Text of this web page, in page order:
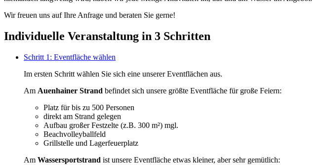
Wir freuen uns auf Ihre Anfrage und beraten Sie gerne!
Individuelle Veranstaltung in 3 Schritten
Schritt 1: Eventfläche wählen
Im ersten Schritt wählen Sie sich eine unserer Eventflächen aus.
Am Auenhainer Strand befindet sich unsere größte Eventfläche für große Feiern:
Platz für bis zu 500 Personen
direkt am Strand gelegen
Aufbau großer Festzelte (z.B. 300 m²) mgl.
Beachvolleyballfeld
Grillstelle und Lagerfeuerplatz
Am Wassersportstrand ist unsere Eventfläche etwas kleiner, aber sehr gemütlich: